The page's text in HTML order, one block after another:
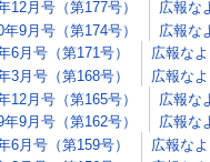
12月号（第177号）
広報な
9月号（第174号）
広報な
6月号（第171号）
広報な
3月号（第168号）
広報な
12月号（第165号）
広報な
9月号（第162号）
広報な
6月号（第159号）
広報な